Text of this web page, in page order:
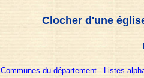
Clocher d'une
Communes du département - Listes